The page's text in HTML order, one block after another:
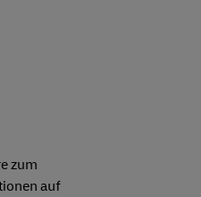
zum
auf